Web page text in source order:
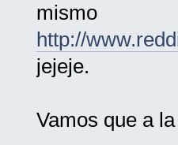
mismo
http://
jejeje.
Vamos que a